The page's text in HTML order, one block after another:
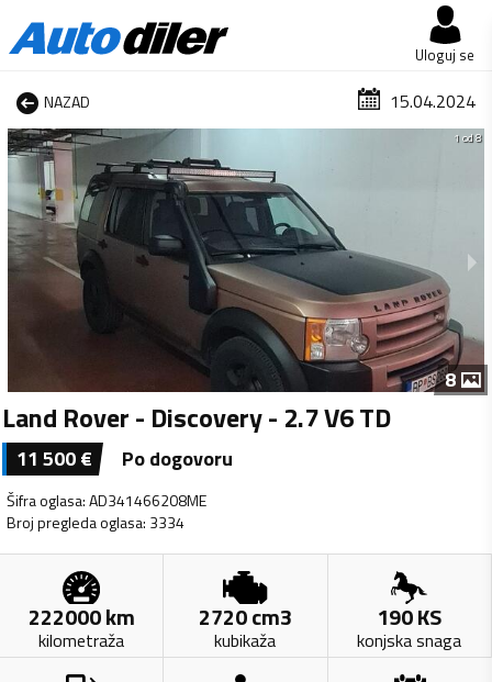
Uloguj se
NAZAD 15.04.2024
1 od 8
8
Land Rover - Discovery - 2.7 V6 TD
11 500€ Po dogovoru
Šifra oglasa:AD341466208ME
Broj pregleda oglasa: 3334
222000km
kilometraža
2720cm3
kubikaža
190KS
konjska snaga